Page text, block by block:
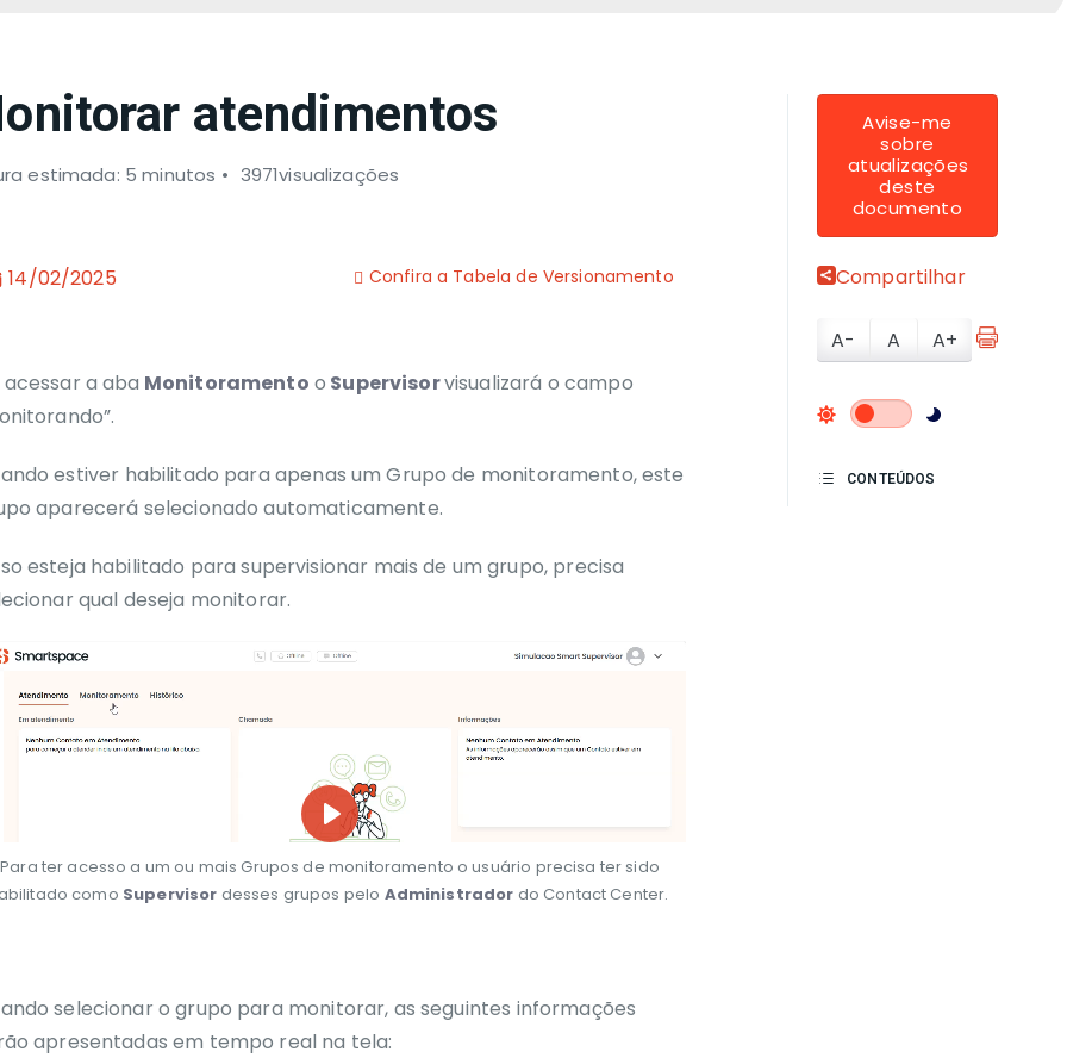
atendimentos
estimada: 5 minutos 3971visualizações
14/02/2025 Confira a Tabela de Versionamento
acessara aba Monitoramento o Supervisorvisualizará o campo
.
estiver habilitado para apenas um Grupo de monitoramento, este
aparecerá selecionado automaticamente.
esteja habilitado para supervisionar mais de um grupo, precisa
qual deseja monitorar.
Play
Para ter acesso a um ou mais Grupos de monitoramento o usuário precisa ter sido
como Supervisor desses grupos pelo Administrador do Contact Center.
selecionar o grupo para monitorar, as seguintes informações
apresentadas em tempo real na tela:
Avise-me
sobre
atualizações
deste
documento
Compartilhar
A- A A+
CONTEÚDOS